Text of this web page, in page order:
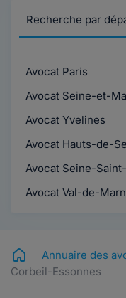
Recherche par
Avocat Paris
Avocat Seine-et-
Avocat Yvelines
Avocat Hauts-de-
Avocat Seine-
Avocat Val-de-
Annuaire des
Corbeil-Essonnes